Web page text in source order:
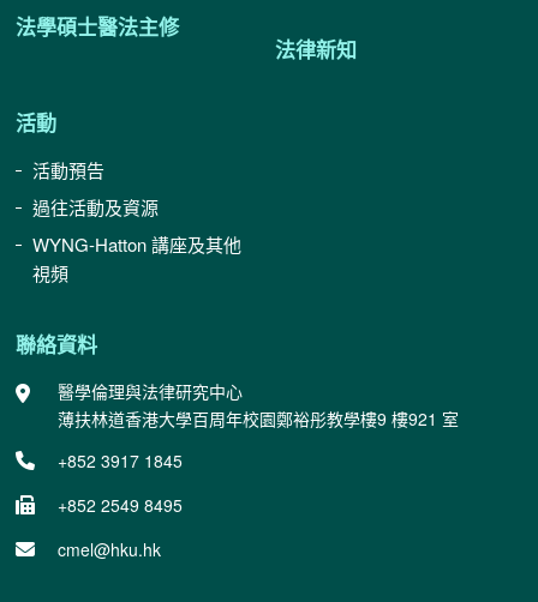
法學碩士醫法主修
活動
活動預告
過往活動及資源
WYNG-Hatton 講座及其他
視頻
法律新知
聯絡資料
醫學倫理與法律研究中心
薄扶林道香港大學百周年校園鄭裕彤教學樓9 樓921 室
+852 3917 1845
+852 2549 8495
cmel@hku.hk